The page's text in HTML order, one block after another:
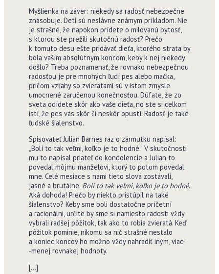
Myšlienka na záver: niekedy sa radosť nebezpečne
znásobuje. Deti sú neslávne známym príkladom. Nie
je strašné, že napokon prídete o milovanú bytosť,
s ktorou ste prežili skutočnú radosť? Prečo
k tomuto desu ešte pridávať dieťa, ktorého strata by
bola vaším absolútnym koncom, keby k nej niekedy
došlo? Treba poznamenať, že rovnako nebezpečnou
radosťou je pre mnohých ľudí pes alebo mačka,
pričom vzťahy so zvieratami sú v istom zmysle
umocnené zaručenou konečnosťou. Dúfate, že zo
sveta odídete skôr ako vaše dieťa, no ste si celkom
istí, že pes vás skôr či neskôr opustí. Radosť je také
ľudské šialenstvo.
Spisovateľ Julian Barnes raz o zármutku napísal:
„Bolí to tak veľmi, koľko je to hodné.“ V skutočnosti
mu to napísal priateľ do kondolencie a Julian to
povedal môjmu manželovi, ktorý to potom povedal
mne. Celé mesiace s nami tieto slová zostávali,
jasné a brutálne. Bolí to tak veľmi, koľko je to hodné.
Aká dohoda! Prečo by niekto pristúpil na také
šialenstvo? Keby sme boli dostatočne príčetní
a racionálni, určite by sme si namiesto radosti vždy
vybrali radšej pôžitok, tak ako to robia zvieratá. Keď
pôžitok pominie, nikomu sa nič strašné nestalo
a koniec koncov ho možno vždy nahradiť iným, viac-
‑menej rovnakej hodnoty.
[…]